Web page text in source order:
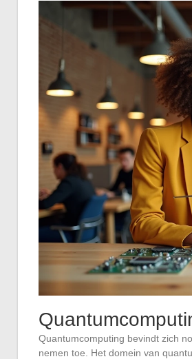
Quantumcomputing bevindt zich
nemen toe. Het domein van